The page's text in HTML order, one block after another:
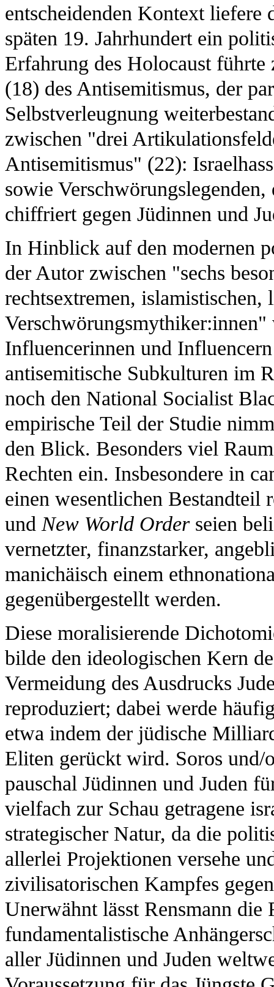
entscheidenden Kontext
späten 19. Jahrhundert ein
Erfahrung des Holocaust
(18) des Antisemitismus, der
Selbstverleugnung
zwischen "drei
Antisemitismus" (22):
sowie
chiffriert gegen Jüdinnen und
In Hinblick auf den modernen
der Autor zwischen "sechs
rechtsextremen,
Influencerinnen und
antisemitische Subkulturen im
noch den National Socialist
empirische Teil der Studie
den Blick. Besonders viel
Rechten ein. Insbesondere in
einen wesentlichen Bestandteil
und New World Orderseien
vernetzter, finanzstarker,
manichäisch einem
gegenübergestellt werden.
Diese moralisierende
bilde den ideologischen Kern
Vermeidung des Ausdrucks
reproduziert; dabei werde
etwa indem der jüdische
Eliten gerückt wird. Soros und/
pauschal Jüdinnen und Juden
vielfach zur Schau getragene
strategischer Natur, da die
allerlei Projektionen versehe
zivilisatorischen Kampfes
Unerwähnt lässt Rensmann
fundamentalistische
aller Jüdinnen und Juden